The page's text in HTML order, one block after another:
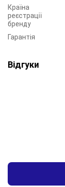
Країна
реєстрації
бренду
Гарантія
Відгуки